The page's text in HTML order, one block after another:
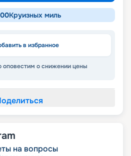
Круизных миль
в избранное
оповестим о снижении цены
на вопросы